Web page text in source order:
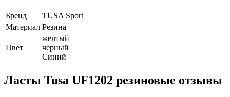
Бренд
TUSA Sport
Материал Резина
Цвет
желтый
черный
Синий
Ласты Tusa UF1202 резиновые отзывы